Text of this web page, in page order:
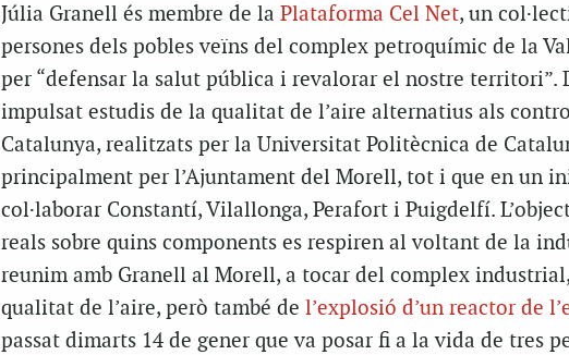
Júlia Granell és membre de la Plataforma Cel Net, un
persones dels pobles veïns del complex petroquímic de la
per “defensar la salut pública i revalorar el nostre territori”.
impulsat estudis de la qualitat de l’aire alternatius als
Catalunya, realitzats per la Universitat Politècnica de
principalment per l’Ajuntament del Morell, tot i que en un
col·laborar Constantí, Vilallonga, Perafort i Puigdelfí.
reals sobre quins components es respiren al voltant de la
reunim amb Granell al Morell, a tocar del complex
qualitat de l’aire, però també de l’explosió d’un reactor de
passat dimarts 14 de gener que va posar fi a la vida de tres